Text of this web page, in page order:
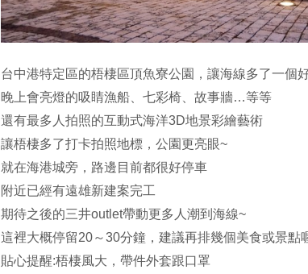
台中港特定區的梧棲區頂魚寮公園，讓海線多了一個
晚上會亮燈的吸睛漁船、七彩椅、故事牆…等等
還有最多人拍照的互動式海洋3D地景彩繪藝術
讓梧棲多了打卡拍照地標，公園更亮眼~
就在海港城旁，路邊目前都很好停車
附近已經有遠雄新建案完工
期待之後的三井outlet帶動更多人潮到海線~
這裡大概停留20～30分鐘，建議再排幾個美食或景點
貼心提醒:梧棲風大，帶件外套跟口罩